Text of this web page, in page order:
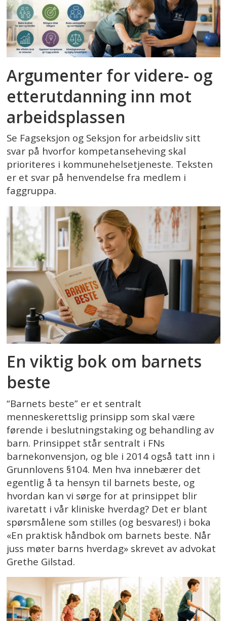
Argumenter for videre- og
etterutdanning inn mot
arbeidsplassen
Se Fagseksjon og Seksjon for arbeidsliv sitt
svar på hvorfor kompetanseheving skal
prioriteres i kommunehelsetjeneste. Teksten
er et svar på henvendelse fra medlem i
faggruppa.
En viktig bok om barnets
beste
“Barnets beste” er et sentralt
menneskerettslig prinsipp som skal være
førende i beslutningstaking og behandling av
barn. Prinsippet står sentralt i FNs
barnekonvensjon, og ble i 2014 også tatt inn i
Grunnlovens §104. Men hva innebærer det
egentlig å ta hensyn til barnets beste, og
hvordan kan vi sørge for at prinsippet blir
ivaretatt i vår kliniske hverdag? Det er blant
spørsmålene som stilles (og besvares!) i boka
«En praktisk håndbok om barnets beste. Når
juss møter barns hverdag» skrevet av advokat
Grethe Gilstad.